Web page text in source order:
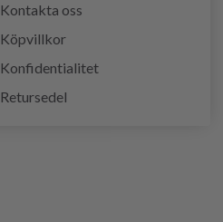
Kontakta oss
Köpvillkor
Konfidentialitet
Retursedel